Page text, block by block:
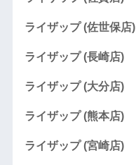
ライザップ (佐世保店)
ライザップ (長崎店)
ライザップ (大分店)
ライザップ (熊本店)
ライザップ (宮崎店)